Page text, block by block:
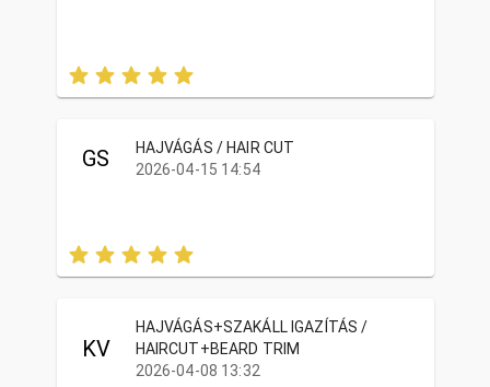
GS
HAJVÁGÁS / HAIR CUT
2026-04-15 14:54
KV
HAJVÁGÁS+SZAKÁLL IGAZÍTÁS /
HAIRCUT+BEARD TRIM
2026-04-08 13:32